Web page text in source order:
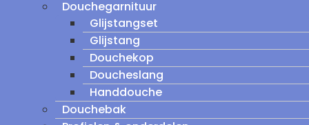
Douchegarnituur
Glijstangset
Glijstang
Douchekop
Doucheslang
Handdouche
Douchebak